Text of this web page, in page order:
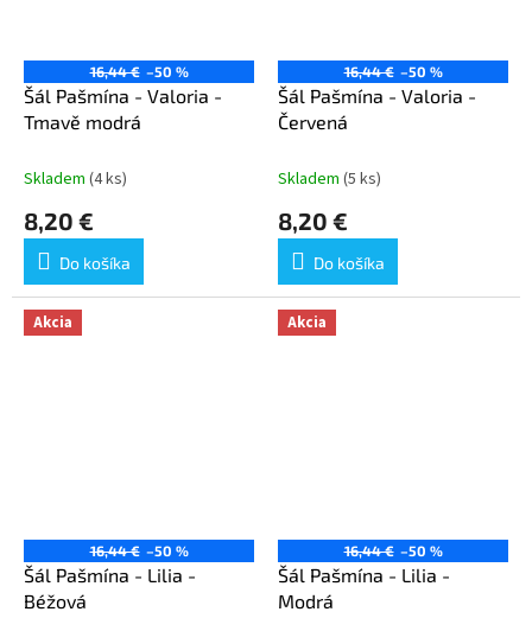
16,44 € –50 %
Šál Pašmína - Valoria -
Tmavě modrá
Skladem (4 ks)
8,20 €
Do košíka
16,44 € –50 %
Šál Pašmína - Valoria -
Červená
Skladem (5 ks)
8,20 €
Do košíka
Akcia
16,44 € –50 %
Šál Pašmína - Lilia -
Béžová
Akcia
16,44 € –50 %
Šál Pašmína - Lilia -
Modrá